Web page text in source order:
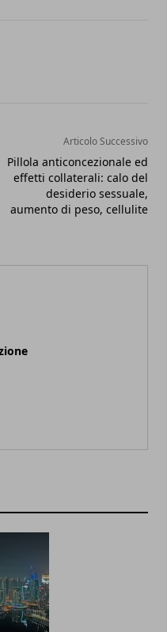
Articolo Successivo
Pillola anticoncezionale ed
effetti collaterali: calo del
desiderio sessuale,
aumento di peso, cellulite